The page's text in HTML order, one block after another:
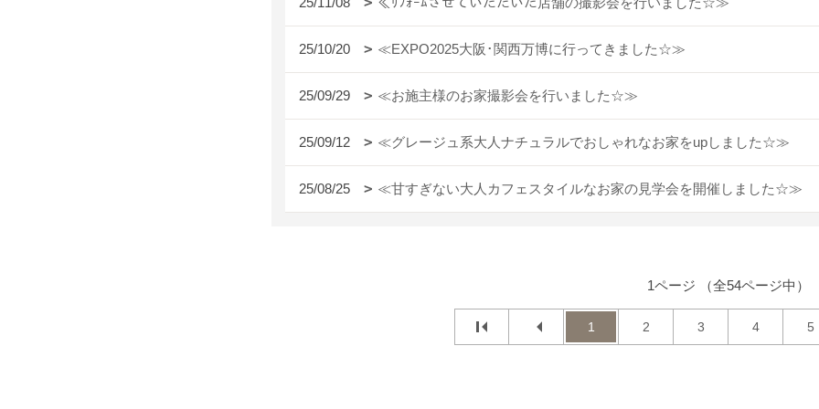
25/10/20 ≪EXPO2025大阪･関西万博に行ってきました☆≫
25/09/29 ≪お施主様のお家撮影会を行いました☆≫
25/09/12 ≪グレージュ系大人ナチュラルでおしゃれなお家をupしました☆≫
25/08/25 ≪甘すぎない大人カフェスタイルなお家の見学会を開催しました☆≫
1ページ （全54ページ中）
1 2 3 4 5